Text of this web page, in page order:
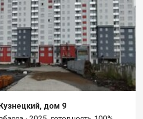
дом 9